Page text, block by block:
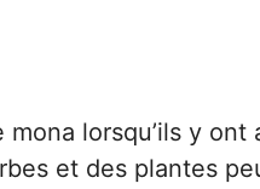
lorsqu’ils y ont
et des plantes